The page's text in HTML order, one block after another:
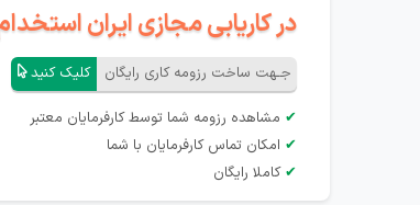
در کاریابی مجازی ایران
جـهت ساخت رزومه کاری رایگان کلیک کنید
✔ مشاهده رزومه شما توسط کارفرمایان معتبر
✔ امکان تماس کارفرمایان با شما
✔ کاملا رایگان